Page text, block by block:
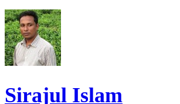
Sirajul Islam